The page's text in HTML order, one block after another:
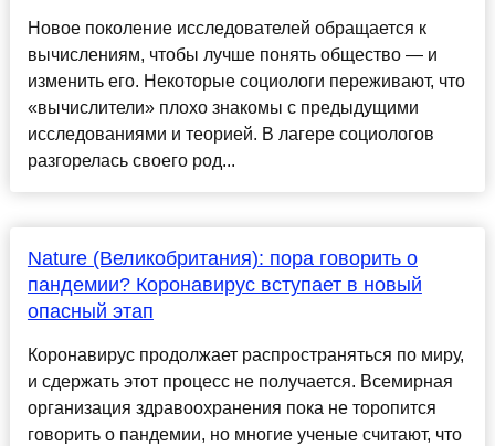
Новое поколение исследователей обращается к
вычислениям, чтобы лучше понять общество — и
изменить его. Некоторые социологи переживают, что
«вычислители» плохо знакомы с предыдущими
исследованиями и теорией. В лагере социологов
разгорелась своего род...
Nature (Великобритания): пора говорить о
пандемии? Коронавирус вступает в новый
опасный этап
Коронавирус продолжает распространяться по миру,
и сдержать этот процесс не получается. Всемирная
организация здравоохранения пока не торопится
говорить о пандемии, но многие ученые считают, что